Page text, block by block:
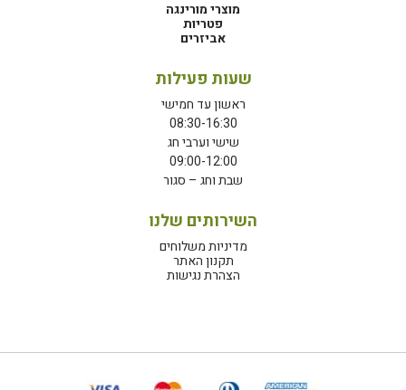
מוצרי מורינגה
פטריות
אביזרים
שעות פעילות
ראשון עד חמישי
08:30-16:30
שישי וערבי חג
09:00-12:00
שבת וחג – סגור
השירותים שלנו
מדיניות משלוחים
תקנון האתר
הצהרת נגישות